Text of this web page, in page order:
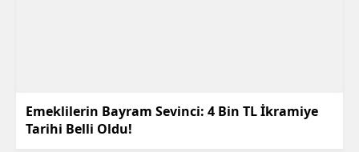
Emeklilerin Bayram Sevinci: 4 Bin TL İkramiye
Tarihi Belli Oldu!